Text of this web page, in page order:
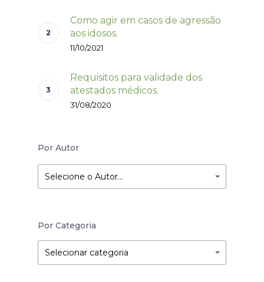
Como agir em casos de agressão
aos idosos.
11/10/2021
Requisitos para validade dos
atestados médicos.
31/08/2020
Por Autor
Selecione o Autor…
Por Categoria
Por
Categoria
Selecionar categoria
Categoria